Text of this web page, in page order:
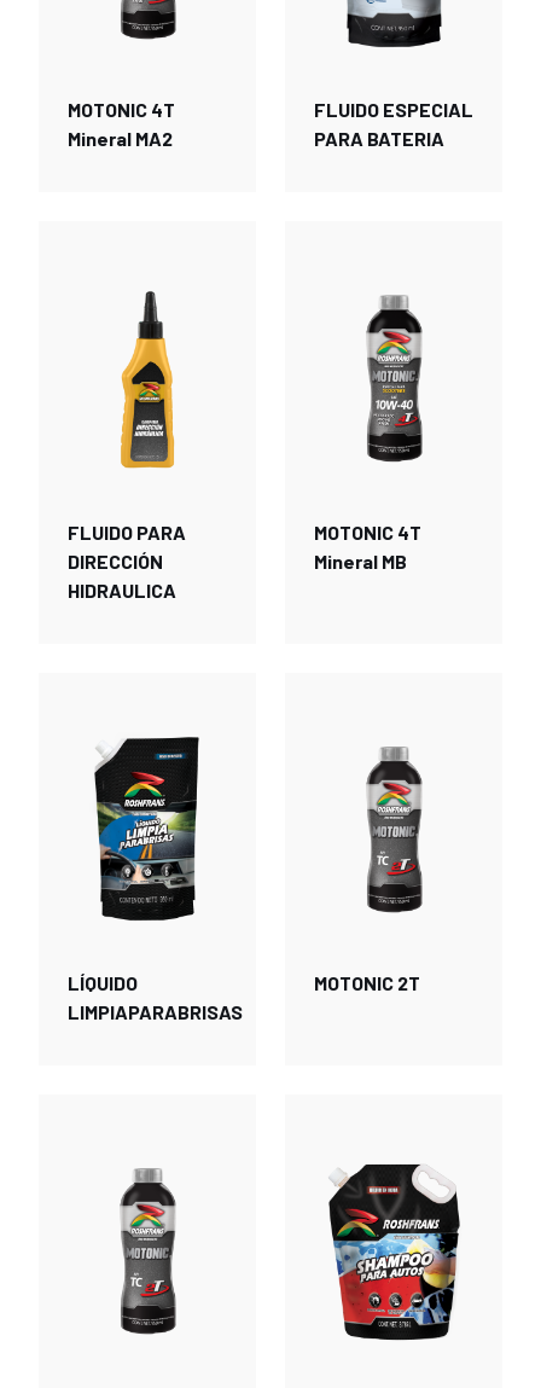
MOTONIC 4T
Mineral MA2
FLUIDO ESPECIAL
PARA BATERIA
FLUIDO PARA
DIRECCIÓN
HIDRAULICA
MOTONIC 4T
Mineral MB
LÍQUIDO
LIMPIAPARABRISAS
MOTONIC 2T